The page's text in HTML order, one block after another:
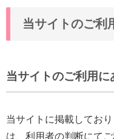
当サイトのご利
当サイトのご利用に
当サイトに掲載してお
は、利用者の判断にてご